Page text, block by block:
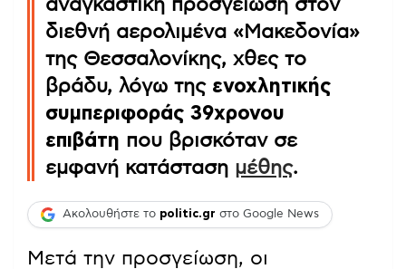
αναγκαστική προσγείωση στον
διεθνή αερολιμένα «Μακεδονία»
της Θεσσαλονίκης, χθες το
βράδυ, λόγω της ενοχλητικής
συμπεριφοράς 39χρονου
επιβάτη που βρισκόταν σε
εμφανή κατάσταση μέθης.
Ακολουθήστε το politic.gr στο Google News
Μετά την προσγείωση, οι